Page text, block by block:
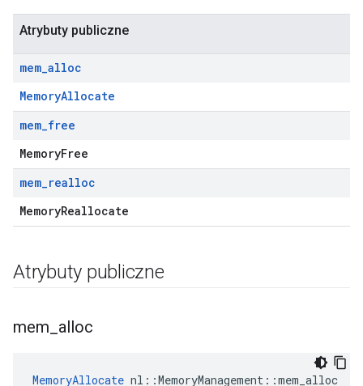
Atrybuty publiczne
mem_alloc
MemoryAllocate
mem_free
MemoryFree
mem_realloc
MemoryReallocate
Atrybuty publiczne
mem alloc
MemoryAllocate nl::MemoryManagement::mem_alloc